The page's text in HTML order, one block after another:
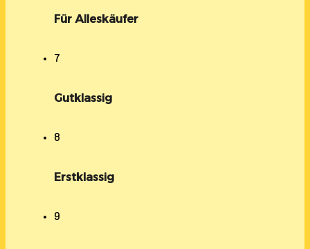
Für Alleskäufer
7
Gutklassig
8
Erstklassig
9